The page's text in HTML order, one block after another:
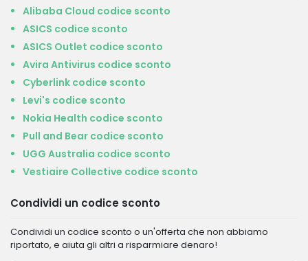
Alibaba Cloud codice sconto
ASICS codice sconto
ASICS Outlet codice sconto
Avira Antivirus codice sconto
Cyberlink codice sconto
Levi's codice sconto
Nokia Health codice sconto
Pull and Bear codice sconto
UGG Australia codice sconto
Vestiaire Collective codice sconto
Condividi un codice sconto
Condividi un codice sconto o un'offerta che non abbiamo
riportato, e aiuta gli altri a risparmiare denaro!